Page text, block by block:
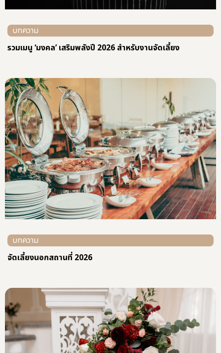
บทความ
รวมเมนู ‘มงคล’ เสริมพลังปี 2026 สำหรับงานจัดเลี้ยง
บทความ
จัดเลี้ยงนอกสถานที่ 2026